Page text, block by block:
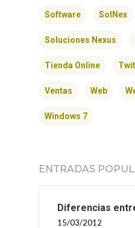
Software SolNex
Soluciones Nexus
Tienda Online
Ventas Web
Windows 7
ENTRADAS
Diferencias
15/03/2012